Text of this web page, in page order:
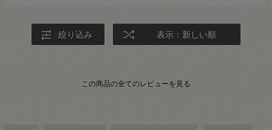
絞り込み 表示：新しい順
この商品の全てのレビューを見る